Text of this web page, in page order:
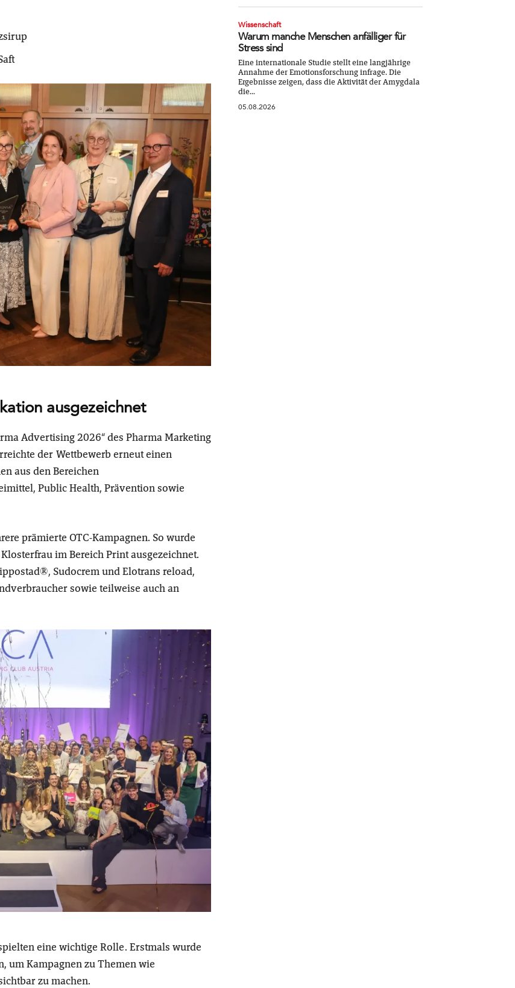
ausgezeichnet
Advertising 2026“ des Pharma Marketing
der Wettbewerb erneut einen
aus den Bereichen
Public Health, Prävention sowie
prämierte OTC-Kampagnen. So wurde
im Bereich Print ausgezeichnet.
Sudocrem und Elotrans reload,
sowie teilweise auch an
eine wichtige Rolle. Erstmals wurde
um Kampagnen zu Themen wie
zu machen.
Wissenschaft
Warum manche Menschen anfälliger für
Stress sind
Eine internationale Studie stellt eine langjährige
Annahme der Emotionsforschung infrage. Die
Ergebnisse zeigen, dass die Aktivität der Amygdala
die...
05.08.2026